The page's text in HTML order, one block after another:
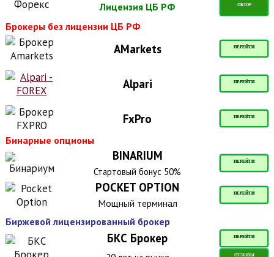
Лицензия ЦБ РФ ОБЗОР
Брокеры без лицензии ЦБ РФ
AMarkets ПЕРЕЙТИ
Alpari ПЕРЕЙТИ
FxPro ПЕРЕЙТИ
Бинарные опционы
BINARIUM ПЕРЕЙТИ
Стартовый бонус 50%
POCKET OPTION ПЕРЕЙТИ
Мощный терминал
Биржевой лицензированный брокер
БКС Брокер ПЕРЕЙТИ
ОТЗЫВЫ